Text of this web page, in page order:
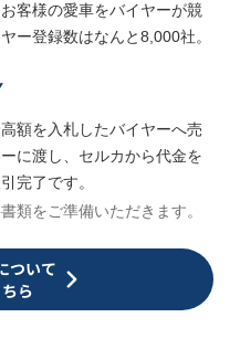
客様の愛車をバイヤーが競
ー登録数はなんと8,000社。
額を入札したバイヤーへ売
に渡し、セルカから代金を
完了です。
類をご準備いただきます。
ついて
ら